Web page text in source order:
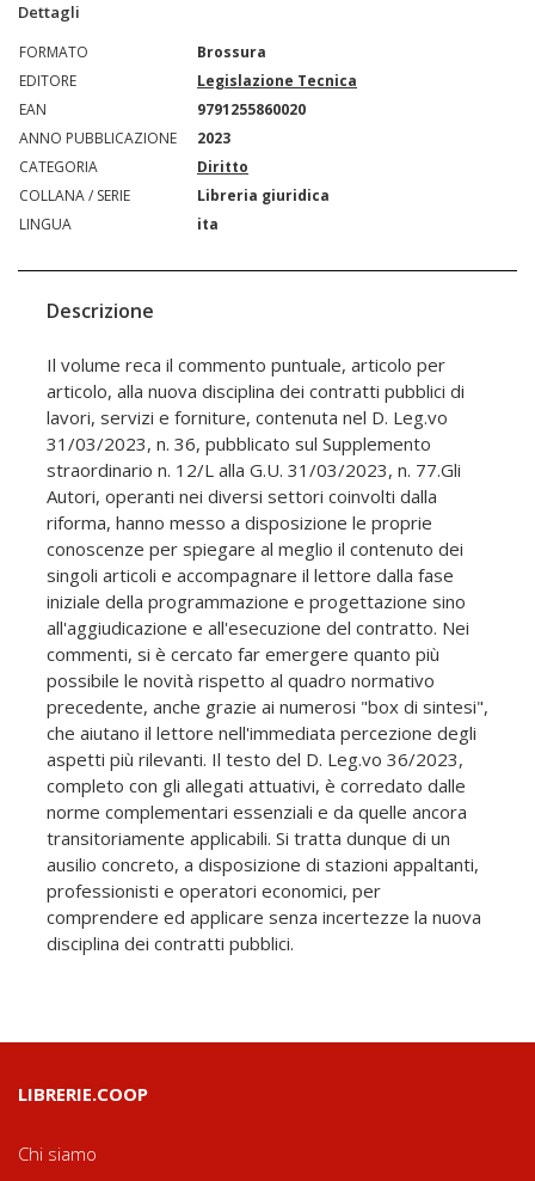
Dettagli
FORMATO
Brossura
EDITORE
Legislazione Tecnica
EAN
9791255860020
ANNO PUBBLICAZIONE
2023
CATEGORIA
Diritto
COLLANA / SERIE
Libreria giuridica
LINGUA
ita
Descrizione
Il volume reca il commento puntuale, articolo per
articolo, alla nuova disciplina dei contratti pubblici di
lavori, servizi e forniture, contenuta nel D. Leg.vo
31/03/2023, n. 36, pubblicato sul Supplemento
straordinario n. 12/L alla G.U. 31/03/2023, n. 77.Gli
Autori, operanti nei diversi settori coinvolti dalla
riforma, hanno messo a disposizione le proprie
conoscenze per spiegare al meglio il contenuto dei
singoli articoli e accompagnare il lettore dalla fase
iniziale della programmazione e progettazione sino
all'aggiudicazione e all'esecuzione del contratto. Nei
commenti, si è cercato far emergere quanto più
possibile le novità rispetto al quadro normativo
precedente, anche grazie ai numerosi "box di sintesi",
che aiutano il lettore nell'immediata percezione degli
aspetti più rilevanti. Il testo del D. Leg.vo 36/2023,
completo con gli allegati attuativi, è corredato dalle
norme complementari essenziali e da quelle ancora
transitoriamente applicabili. Si tratta dunque di un
ausilio concreto, a disposizione di stazioni appaltanti,
professionisti e operatori economici, per
comprendere ed applicare senza incertezze la nuova
disciplina dei contratti pubblici.
LIBRERIE.COOP
Chi siamo